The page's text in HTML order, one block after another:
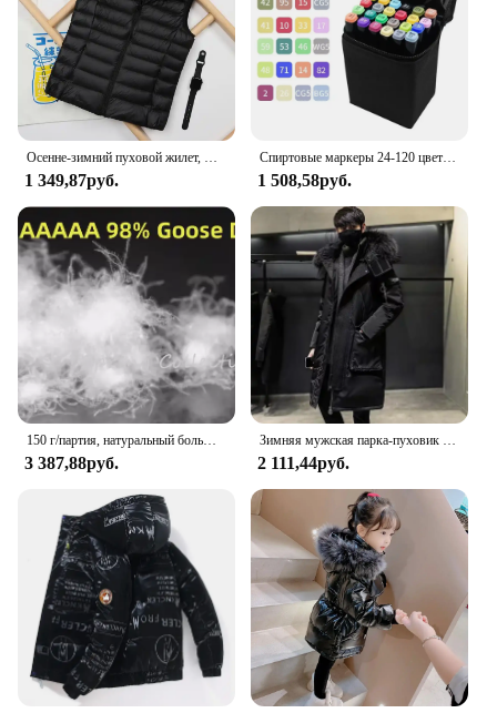
Осенне-зимний пуховой жилет, женская короткая ульсветильник Кая куртка на утином пуху, ветрозащитный жилет, теплая Женская куртка без рукавов
1 349,87руб.
Спиртовые маркеры 24-120 цветов, одиночные художественные маркеры, кисть, ручка, эскизные маркеры на основе двойной головки, ручки для рисования манги
1 508,58руб.
150 г/партия, натуральный большой белый гусиный пух, 5 А
3 387,88руб.
Зимняя мужская парка-пуховик с большим воротником, 2024, мужская утолщенная теплая белая утиная пуховая куртка средней длины, мужская и женская верхняя одежда
2 111,44руб.